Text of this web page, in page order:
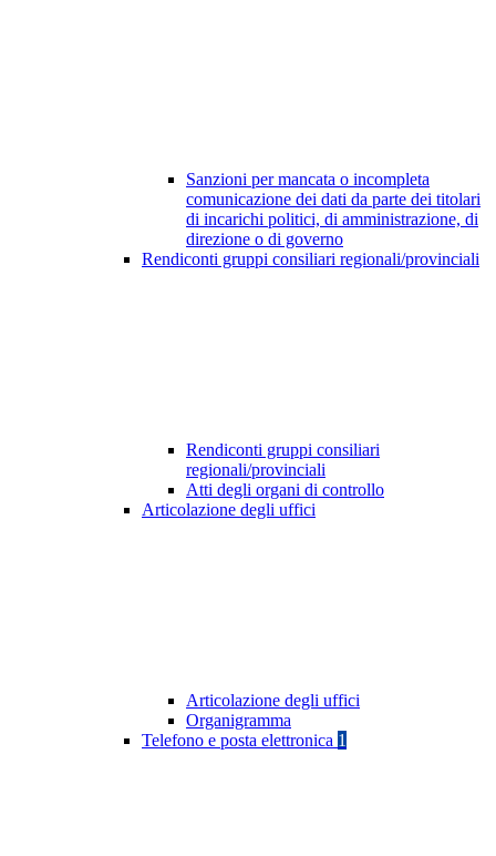
Sanzioni per mancata o incompleta
comunicazione dei dati da parte dei titolari
di incarichi politici, di amministrazione, di
direzione o di governo
Rendiconti gruppi consiliari regionali/provinciali
Rendiconti gruppi consiliari
regionali/provinciali
Atti degli organi di controllo
Articolazione degli uffici
Articolazione degli uffici
Organigramma
Telefono e posta elettronica 1